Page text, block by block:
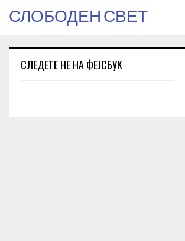
СЛОБОДЕН СВЕТ
СЛЕДЕТЕ НЕ НА ФЕЈСБУК